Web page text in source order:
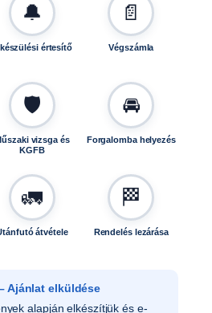
🔔
értesítő
📄
Végszámla
🛡️
vizsga és
KGFB
🚘
Forgalomba helyezés
🚛
átvétele
🏁
Rendelés lezárása
Ajánlat elfogadása
követően ellenőrizzük